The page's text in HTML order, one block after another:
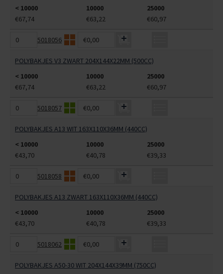
< 10000
10000
25000
€67,74
€63,22 €60,97
5018056 €0,00
POLYBAKJES V3 ZWART 204X144X22MM (500CC)
< 10000
10000
25000
€67,74
€63,22 €60,97
5018057 €0,00
POLYBAKJES A13 WIT 163X110X36MM (440CC)
< 10000
10000
25000
€43,70
€40,78 €39,33
5018058 €0,00
POLYBAKJES A13 ZWART 163X110X36MM (440CC)
< 10000
10000
25000
€43,70
€40,78 €39,33
5018062 €0,00
POLYBAKJES A50-30 WIT 204X144X39MM (750CC)